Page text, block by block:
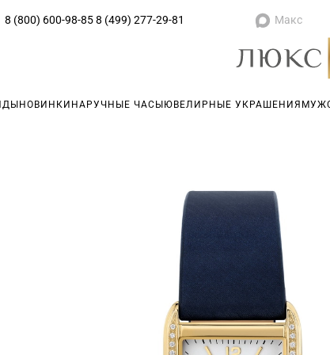
8 (800) 600-98-85 8 (499) 277-29-81 Макс
НОВИНКИ НАРУЧНЫЕ ЧАСЫ ЮВЕЛИРНЫЕ УКРАШЕНИЯ